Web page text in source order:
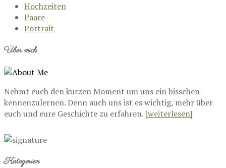
Hochzeiten
Paare
Portrait
Über mich
Nehmt euch den kurzen Moment um uns ein bisschen
kennenzulernen. Denn auch uns ist es wichtig, mehr über
euch und eure Geschichte zu erfahren. [weiterlesen]
Kategorien